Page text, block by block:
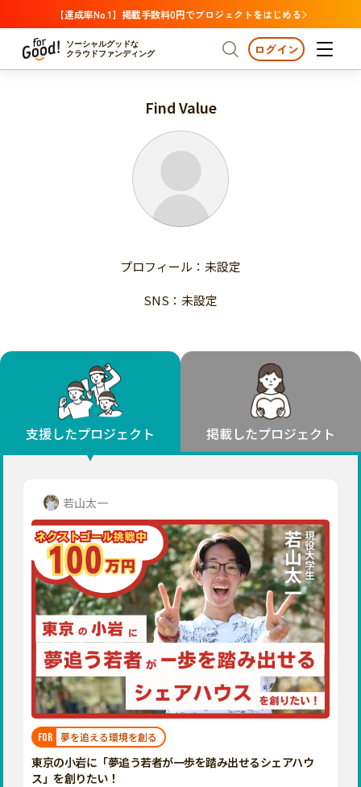
【達成率No.1】掲載手数料0円でプロジェクトをはじめる
ソーシャルグッドな
クラウドファンディング
プロジェクトからさがす 注目
支援金額が多い
支援人数が多い
終了日が近い
国際協力
子ども・教育
フード・農業
文化
環境・エシカル
人権・マイノリティ
社会貢献
地域からさがす 北海道・東北
北海道
宮城
秋田
山形
福島
関東
茨城
栃木
群馬
支援金額が多い
終了日が近い
カテゴリーからさがす
医療・福祉
子ども・教育
人権・マイノリティ
北海道 青森 岩手 宮城
秋田
福島
茨城 栃木 群馬
千葉
東京
神奈川
新潟 富山
長野
岐阜 静岡 愛知
近畿
三重 滋賀 京都 大阪
兵庫
奈良
和歌山
中国
鳥取 島根 岡山 広島 山口
徳島 香川 愛媛 高知
九州・沖縄
福岡 佐賀 長崎
宮崎
鹿児島 沖縄
ログイン
Find Value
プロフィール：未設定
SNS：未設定
支援したプロジェクト 掲載したプロジェクト
若山太一
FOR 夢を追える環境を創る
東京の小岩に「夢追う若者が一歩を踏み出せるシェアハウ
ス」を創りたい！